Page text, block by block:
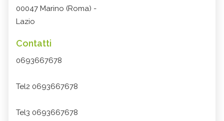
00047 Marino (Roma) -
Lazio
Contatti
0693667678
Tel2 0693667678
Tel3 0693667678